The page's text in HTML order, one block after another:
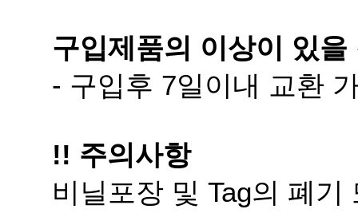
구입제품의 이상이 있
- 구입후 7일이내 교환
!! 주의사항